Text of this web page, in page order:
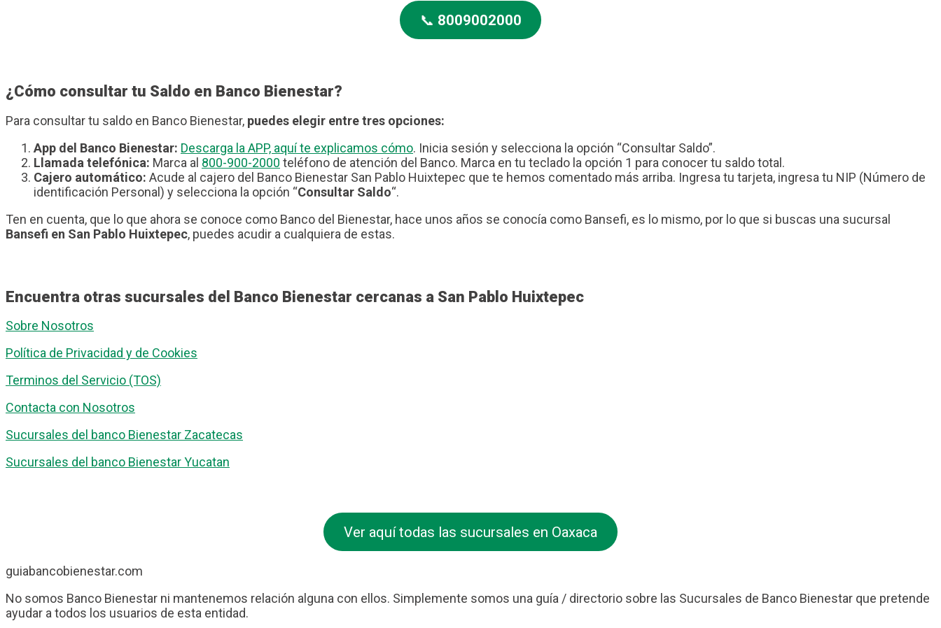
📞 8009002000
¿Cómo consultar tu Saldo en Banco Bienestar?
Para consultar tu saldo en Banco Bienestar, puedes elegir entre tres opciones:
App del Banco Bienestar: Descarga la APP, aquí te explicamos cómo. Inicia sesión y selecciona la opción “Consultar Saldo”.
Llamada telefónica: Marca al 800-900-2000 teléfono de atención del Banco. Marca en tu teclado la opción 1 para conocer tu saldo total.
Cajero automático: Acude al cajero del Banco Bienestar San Pablo Huixtepec que te hemos comentado más arriba. Ingresa tu tarjeta, ingresa tu NIP (Número de
identificación Personal) y selecciona la opción “Consultar Saldo“.
Ten en cuenta, que lo que ahora se conoce como Banco del Bienestar, hace unos años se conocía como Bansefi, es lo mismo, por lo que si buscas una sucursal
Bansefi en San Pablo Huixtepec, puedes acudir a cualquiera de estas.
Encuentra otras sucursales del Banco Bienestar cercanas a San Pablo Huixtepec
Sobre Nosotros
Política de Privacidad y de Cookies
Terminos del Servicio (TOS)
Contacta con Nosotros
Sucursales del banco Bienestar Zacatecas
Sucursales del banco Bienestar Yucatan
Ver aquí todas las sucursales en Oaxaca
guiabancobienestar.com
No somos Banco Bienestar ni mantenemos relación alguna con ellos. Simplemente somos una guía / directorio sobre las Sucursales de Banco Bienestar que pretende
ayudar a todos los usuarios de esta entidad.